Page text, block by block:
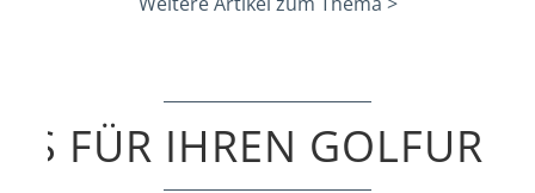
FÜR IHREN